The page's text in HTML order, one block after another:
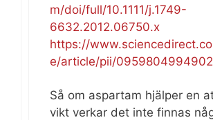
m/doi/full/10.1111/j.1749-
6632.2012.06750.x
https://
e/article/pii/
Så om aspartam hjälper en
vikt verkar det inte finnas